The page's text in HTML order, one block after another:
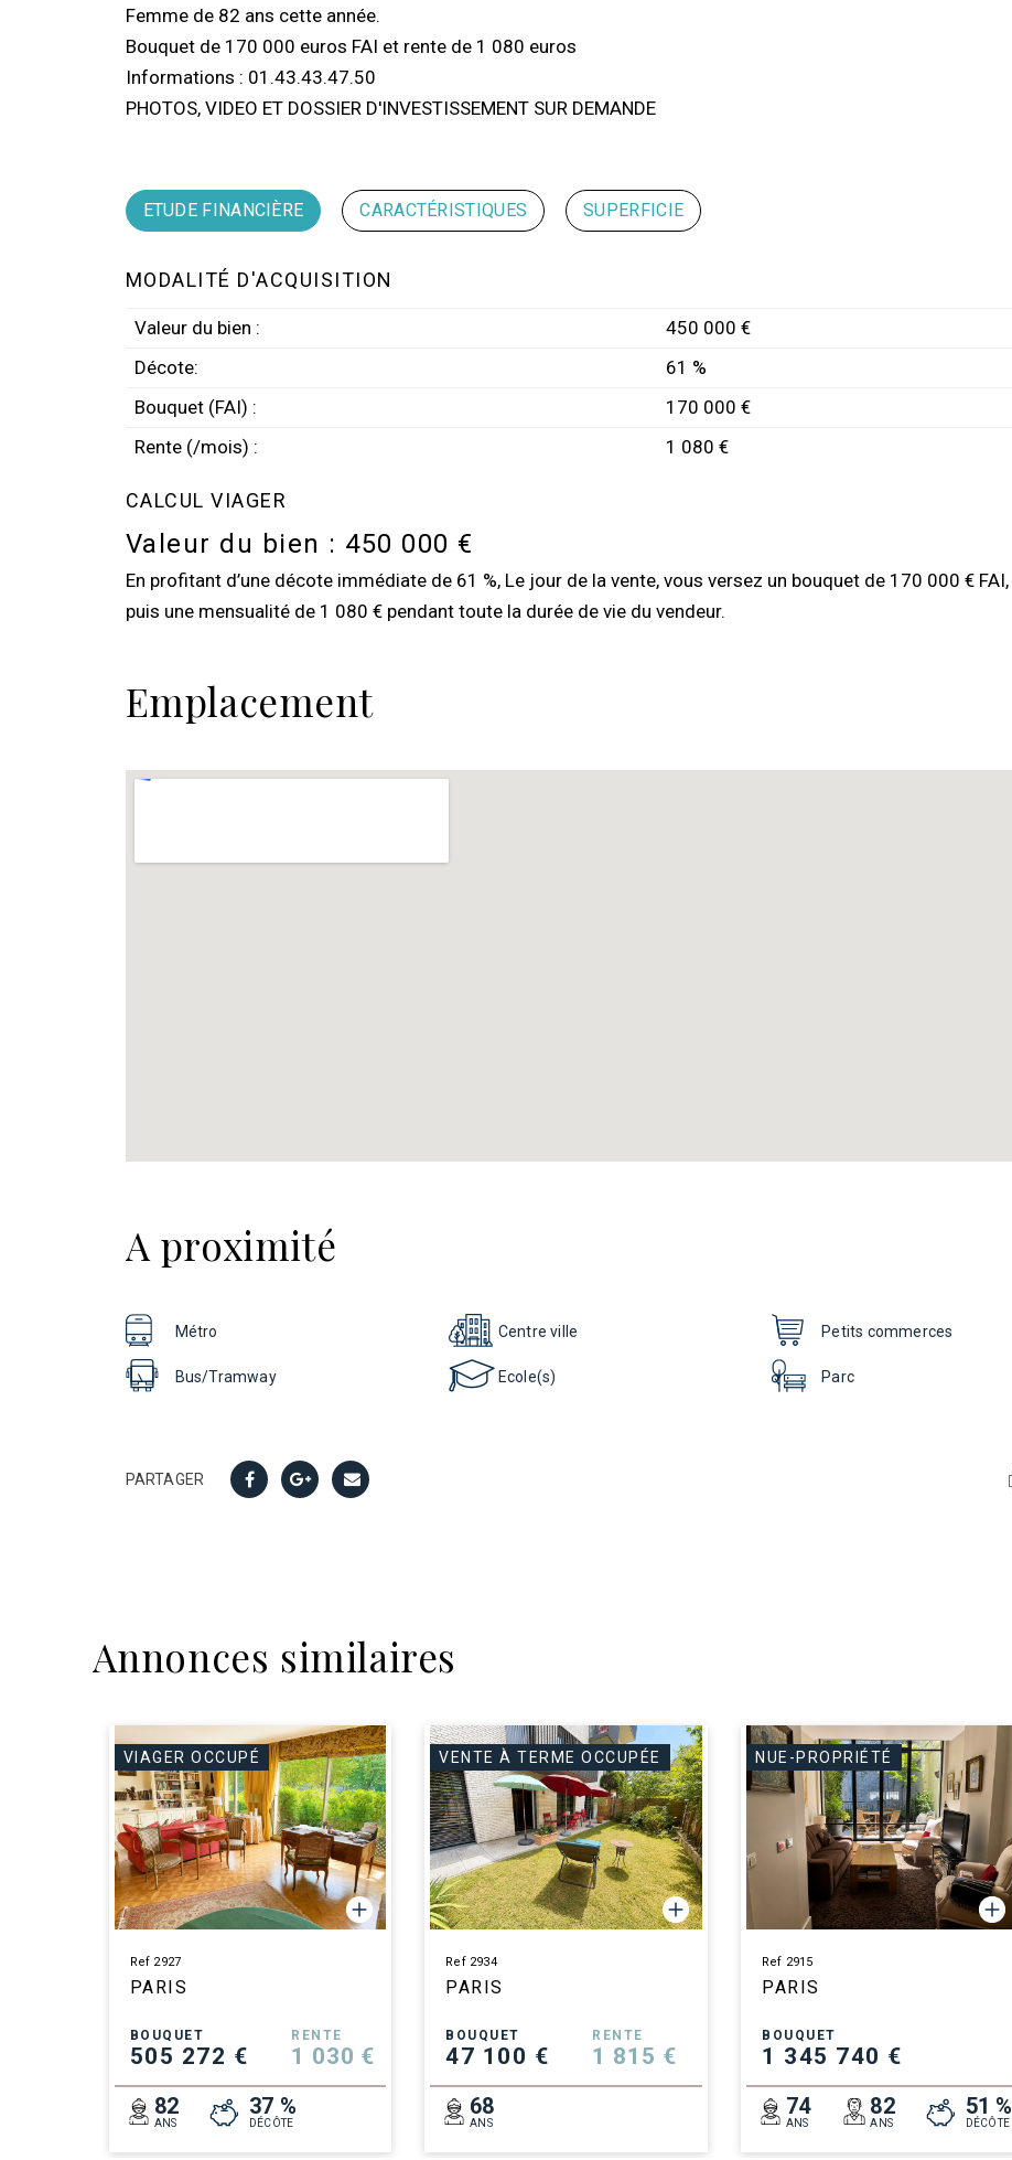
Femme de 82 ans cette année.
Bouquet de 170 000 euros FAI et rente de 1 080 euros
Informations : 01.43.43.47.50
PHOTOS, VIDEO ET DOSSIER D'INVESTISSEMENT SUR DEMANDE
ETUDE FINANCIÈRE CARACTÉRISTIQUES SUPERFICIE
MODALITÉ D'ACQUISITION
Valeur du bien :
450 000 €
Décote:
61 %
Bouquet (FAI) :
170 000 €
Rente (/mois) :
1 080 €
CALCUL VIAGER
Valeur du bien : 450 000 €
En profitant d’une décote immédiate de 61 %, Le jour de la vente, vous versez un bouquet de 170 000 € FAI,
puis une mensualité de 1 080 € pendant toute la durée de vie du vendeur.
Emplacement
A proximité
Métro
Bus/Tramway
Centre ville
Ecole(s)
Petits commerces
Parc
PARTAGER
Annonces similaires
VIAGER OCCUPÉ
Ref 2927
PARIS
BOUQUET
505 272 €
RENTE
1 030 €
82
ANS
37 %
DÉCÔTE
VENTE À TERME OCCUPÉE
Ref 2934
PARIS
BOUQUET
47 100 €
RENTE
1 815 €
68
ANS
NUE-PROPRIÉTÉ
Ref 2915
PARIS
BOUQUET
1 345 740 €
74
ANS
82
ANS
51 %
DÉCÔTE